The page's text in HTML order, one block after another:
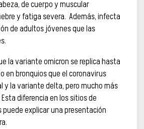
de cuerpo y muscular
y fatiga severa. Además, infecta
de adultos jóvenes que las
la variante omicron se replica hasta
en bronquios que el coronavirus
y la variante delta, pero mucho más
diferencia en los sitios de
puede explicar una presentación